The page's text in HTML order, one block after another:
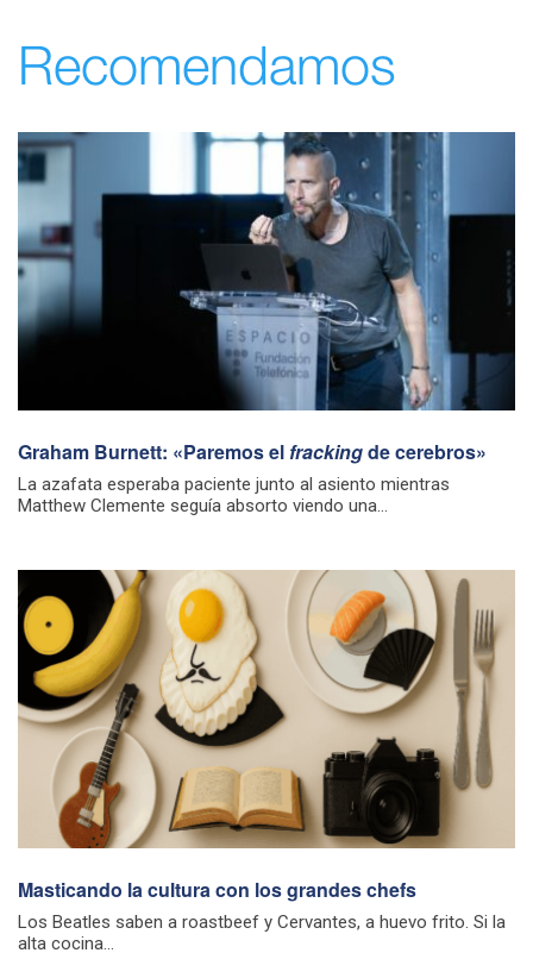
Recomendamos
Graham Burnett: «Paremos el frackingde cerebros»
La azafata esperaba paciente junto al asiento mientras
Matthew Clemente seguía absorto viendo una...
Masticando la cultura con los grandes chefs
Los Beatles saben a roastbeef y Cervantes, a huevo frito. Si la
alta cocina...